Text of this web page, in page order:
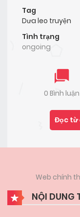
Tag
Dưa leo truyện
Tình trạng
ongoing
0 Bình luận
Đọc từ
Web chính
NỘI DUNG